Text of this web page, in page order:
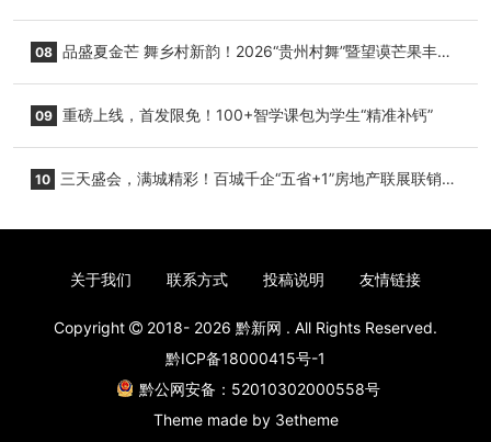
08 品盛夏金芒 舞乡村新韵！2026“贵州村舞”暨望谟芒果丰收
09 重磅上线，首发限免！100+智学课包为学生“精准补钙”
10 三天盛会，满城精彩！百城千企“五省+1”房地产联展联销活
关于我们 联系方式 投稿说明 友情链接
Copyright 2018- 2026 黔新网 . All Rights Reserved.
黔ICP备18000415号-1
黔公网安备：52010302000558号
Theme made by 3etheme